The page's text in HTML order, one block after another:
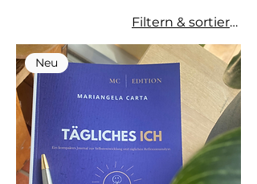
Filtern & sortieren
Neu